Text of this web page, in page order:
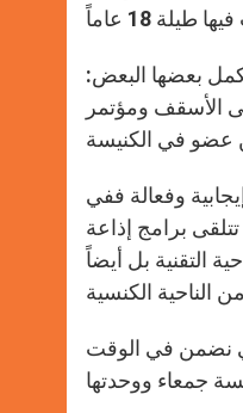
بعضها البعض:
الأسقف ومؤتمر
وفعالة ففي
برامج إذاعة
التقنية بل أيضاً
نضمن في الوقت